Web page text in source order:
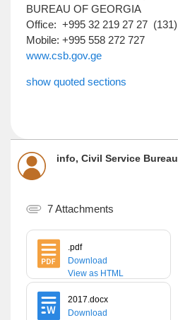
BUREAU OF GEORGIA
Office: +995 32 219 27 27 (131)
Mobile: +995 558 272 727
www.csb.gov.ge
show quoted sections
info, Civil Service Bureau
7 Attachments
.pdf
Download
View as HTML
2017.docx
Download